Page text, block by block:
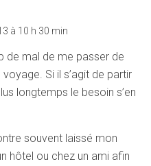
à 10 h 30 min
de mal de me passer de
Si il s’agit de partir
longtemps le besoin s’en
souvent laissé mon
hôtel ou chez un ami afin